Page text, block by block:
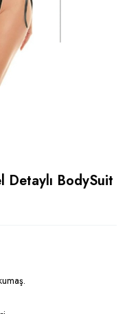
Detaylı BodySuit